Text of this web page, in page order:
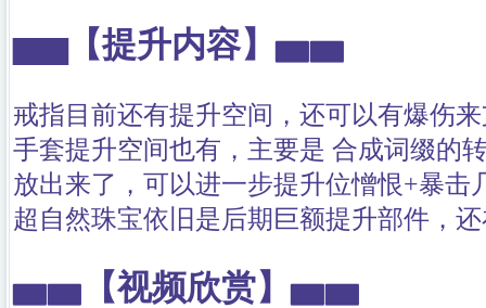
▅▅【提升内容】▅▅
戒指目前还有提升空间，还可以有爆伤
手套提升空间也有，主要是 合成词缀的
放出来了，可以进一步提升位憎恨+暴击
超自然珠宝依旧是后期巨额提升部件，
▅▅ 【视频欣赏】▅▅